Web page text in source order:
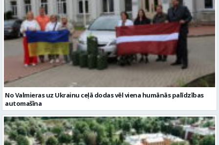
No Valmieras uz Ukrainu ceļā dodas vēl viena humānās palīdzības
automašīna